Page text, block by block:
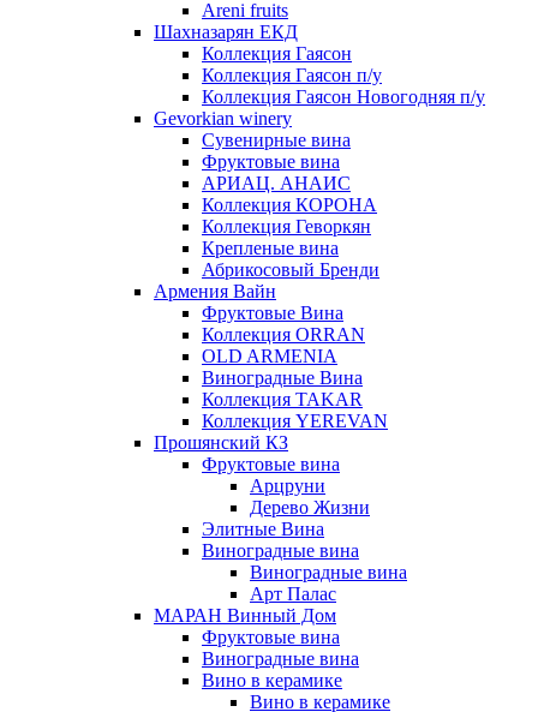
Areni fruits
Шахназарян ЕКД
Коллекция Гаясон
Коллекция Гаясон п/у
Коллекция Гаясон Новогодняя п/у
Gevorkian winery
Сувенирные вина
Фруктовые вина
АРИАЦ. АНАИС
Коллекция КОРОНА
Коллекция Геворкян
Крепленые вина
Абрикосовый Бренди
Армения Вайн
Фруктовые Вина
Коллекция ORRAN
OLD ARMENIA
Виноградные Вина
Коллекция TAKAR
Коллекция YEREVAN
Прошянский КЗ
Фруктовые вина
Арцруни
Дерево Жизни
Элитные Вина
Виноградные вина
Виноградные вина
Арт Палас
МАРАН Винный Дом
Фруктовые вина
Виноградные вина
Вино в керамике
Вино в керамике